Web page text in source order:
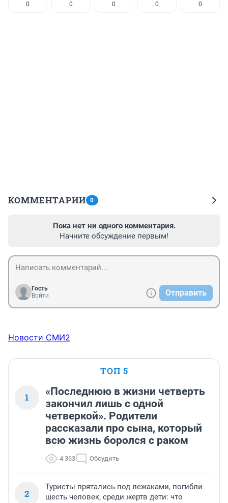
0 0 0 0 0
КОММЕНТАРИИ 0
Пока нет ни одного комментария.
Начните обсуждение первым!
Гость
Войти
Отправить
Новости СМИ2
ТОП 5
1
«Последнюю в жизни четверть
закончил лишь с одной
четверкой». Родители
рассказали про сына, который
всю жизнь боролся с раком
4 363 Обсудить
2
Туристы прятались под лежаками, погибли
шесть человек, среди жертв дети: что